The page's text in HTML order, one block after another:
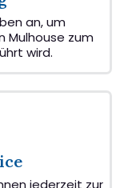
an, um
Mulhouse zum
wird.
jederzeit zur